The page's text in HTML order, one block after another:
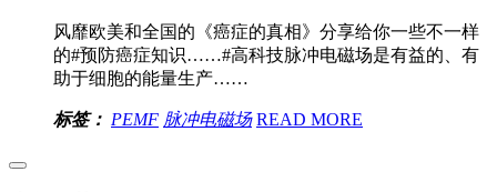
风靡欧美和全国的《癌症的真相》分享给你一些不一样
的#预防癌症知识……#高科技脉冲电磁场是有益的、有
助于细胞的能量生产……
标签： PEMF 脉冲电磁场 READ MORE